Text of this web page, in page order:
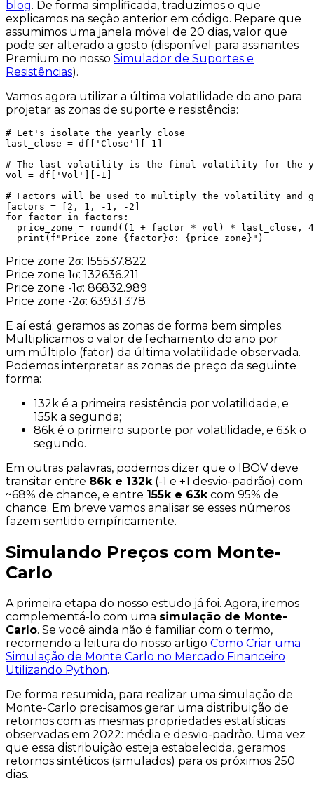
blog. De forma simplificada, traduzimos o que
explicamos na seção anterior em código. Repare que
assumimos uma janela móvel de 20 dias, valor que
pode ser alterado a gosto (disponível para assinantes
Premium no nosso Simulador de Suportes e
Resistências).
Vamos agora utilizar a última volatilidade do ano para
projetar as zonas de suporte e resistência:
# Let's isolate the yearly close
last_close = df['Close'][-1]
# The last volatility is the final volatility for the
vol = df['Vol'][-1]
# Factors will be used to multiply the volatility and
factors = [2, 1, -1, -2]
for factor in factors:
price_zone = round((1 + factor * vol) * last_close,
  print(f"Price zone {factor}σ: {price_zone}")
Price zone 2σ: 155537.822
Price zone 1σ: 132636.211
Price zone -1σ: 86832.989
Price zone -2σ: 63931.378
E aí está: geramos as zonas de forma bem simples.
Multiplicamos o valor de fechamento do ano por
um múltiplo (fator) da última volatilidade observada.
Podemos interpretar as zonas de preço da seguinte
forma:
132k é a primeira resistência por volatilidade, e
155k a segunda;
86k é o primeiro suporte por volatilidade, e 63k o
segundo.
Em outras palavras, podemos dizer que o IBOV deve
transitar entre 86k e 132k(-1 e +1 desvio-padrão) com
~68% de chance, e entre 155k e 63kcom 95% de
chance. Em breve vamos analisar se esses números
fazem sentido empíricamente.
Simulando Preços com Monte-
Carlo
A primeira etapa do nosso estudo já foi. Agora, iremos
complementá-lo com uma simulação de Monte-
Carlo. Se você ainda não é familiar com o termo,
recomendo a leitura do nosso artigo Como Criar uma
Simulação de Monte Carlo no Mercado Financeiro
Utilizando Python.
De forma resumida, para realizar uma simulação de
Monte-Carlo precisamos gerar uma distribuição de
retornos com as mesmas propriedades estatísticas
observadas em 2022: média e desvio-padrão. Uma vez
que essa distribuição esteja estabelecida, geramos
retornos sintéticos (simulados) para os próximos 250
dias.